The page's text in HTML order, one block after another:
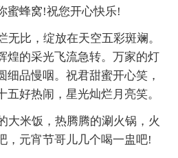
蜜蜂窝!祝您开心快乐!
无比，绽放在天空五彩斑斓。
煌的采光飞流急转。万家的灯
细品慢咽。祝君甜蜜开心笑，
好热闹，星光灿烂月亮笑。
大米饭，热腾腾的涮火锅，火
，元宵节哥儿几个喝一盅吧!